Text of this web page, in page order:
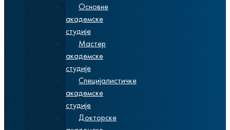
Основне
академске
студије
Мастер
академске
студије
Специјалистичке
академске
студије
Докторске